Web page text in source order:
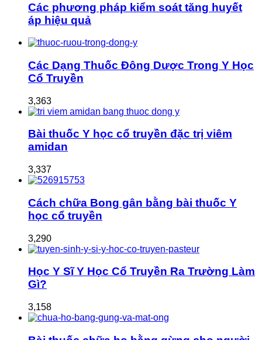
Các phương pháp kiểm soát tăng huyết
áp hiệu quả
Các Dạng Thuốc Đông Dược Trong Y Học
Cổ Truyền
3,363
Bài thuốc Y học cổ truyền đặc trị viêm
amidan
3,337
Cách chữa Bong gân bằng bài thuốc Y
học cổ truyền
3,290
Học Y Sĩ Y Học Cổ Truyền Ra Trường Làm
Gì?
3,158